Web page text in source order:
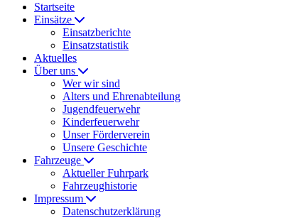
Startseite
Einsätze
Einsatzberichte
Einsatzstatistik
Aktuelles
Über uns
Wer wir sind
Alters und Ehrenabteilung
Jugendfeuerwehr
Kinderfeuerwehr
Unser Förderverein
Unsere Geschichte
Fahrzeuge
Aktueller Fuhrpark
Fahrzeughistorie
Impressum
Datenschutzerklärung